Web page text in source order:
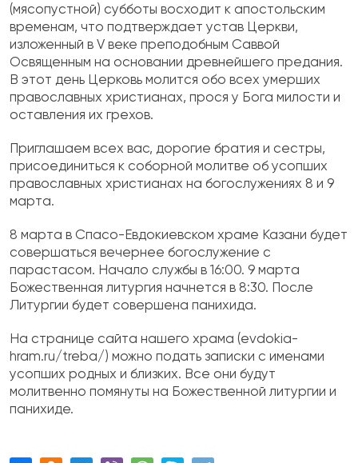
(мясопустной) субботы восходит к апостольским
временам, что подтверждает устав Церкви,
изложенный в V веке преподобным Саввой
Освященным на основании древнейшего предания.
В этот день Церковь молится обо всех умерших
православных христианах, прося у Бога милости и
оставления их грехов.
Приглашаем всех вас, дорогие братия и сестры,
присоединиться к соборной молитве об усопших
православных христианах на богослужениях 8 и 9
марта.
8 марта в Спасо-Евдокиевском храме Казани будет
совершаться вечернее богослужение с
парастасом. Начало службы в 16:00. 9 марта
Божественная литургия начнется в 8:30. После
Литургии будет совершена панихида.
На странице сайта нашего храма (evdokia-
hram.ru/treba/) можно подать записки с именами
усопших родных и близких. Все они будут
молитвенно помянуты на Божественной литургии и
панихиде.